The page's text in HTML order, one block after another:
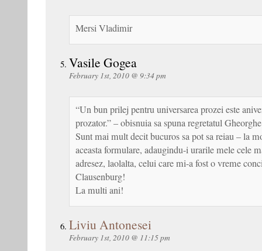
Mersi Vladimir
Vasile Gogea
February 1st, 2010 @ 9:34 pm
“Un bun prilej pentru universarea prozei este
prozator.” – obisnuia sa spuna regretatul
Sunt mai mult decit bucuros sa pot sa reiau – la
aceasta formulare, adaugindu-i urarile mele cele
adresez, laolalta, celui care mi-a fost o vreme
Clausenburg!
La multi ani!
Liviu Antonesei
February 1st, 2010 @ 11:15 pm